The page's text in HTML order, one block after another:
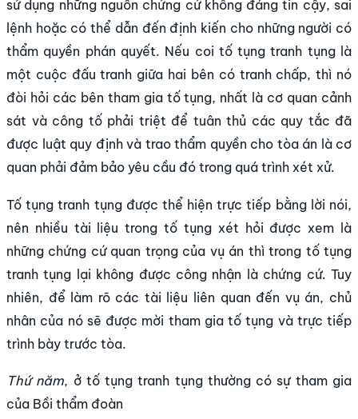
sử dụng những nguồn chứng cứ không đáng tin cậy, sai
lệnh hoặc có thể dẫn đến định kiến cho những người có
thẩm quyền phán quyết. Nếu coi tố tụng tranh tụng là
một cuộc đấu tranh giữa hai bên có tranh chấp, thì nó
đòi hỏi các bên tham gia tố tụng, nhất là cơ quan cảnh
sát và công tố phải triệt để tuân thủ các quy tắc đã
được luật quy định và trao thẩm quyền cho tòa án là cơ
quan phải đảm bảo yêu cầu đó trong quá trình xét xử.
Tố tụng tranh tụng được thể hiện trực tiếp bằng lời nói,
nên nhiều tài liệu trong tố tụng xét hỏi được xem là
những chứng cứ quan trọng của vụ án thì trong tố tụng
tranh tụng lại không được công nhận là chứng cứ. Tuy
nhiên, để làm rõ các tài liệu liên quan đến vụ án, chủ
nhân của nó sẽ được mời tham gia tố tụng và trực tiếp
trình bày trước tòa.
Thứ năm, ở tố tụng tranh tụng thường có sự tham gia
của Bồi thẩm đoàn